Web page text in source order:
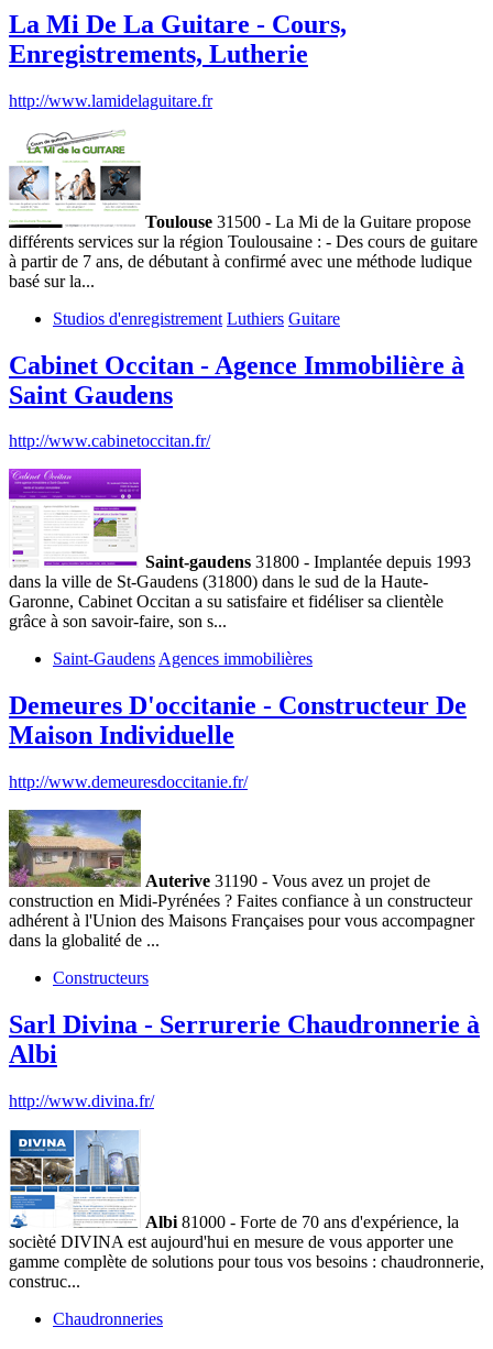
La Mi De La Guitare - Cours,
Enregistrements, Lutherie
http://www.lamidelaguitare.fr
Toulouse 31500 - La Mi de la Guitare propose
différents services sur la région Toulousaine : - Des cours de guitare
à partir de 7 ans, de débutant à confirmé avec une méthode ludique
basé sur la...
Studios d'enregistrement Luthiers Guitare
Cabinet Occitan - Agence Immobilière à
Saint Gaudens
http://www.cabinetoccitan.fr/
Saint-gaudens 31800 - Implantée depuis 1993
dans la ville de St-Gaudens (31800) dans le sud de la Haute-
Garonne, Cabinet Occitan a su satisfaire et fidéliser sa clientèle
grâce à son savoir-faire, son s...
Saint-GaudensAgences immobilières
Demeures D'occitanie - Constructeur De
Maison Individuelle
http://www.demeuresdoccitanie.fr/
Auterive 31190 - Vous avez un projet de
construction en Midi-Pyrénées ? Faites confiance à un constructeur
adhérent à l'Union des Maisons Françaises pour vous accompagner
dans la globalité de ...
Constructeurs
Sarl Divina - Serrurerie Chaudronnerie à
Albi
http://www.divina.fr/
Albi 81000 - Forte de 70 ans d'expérience, la
socièté DIVINA est aujourd'hui en mesure de vous apporter une
gamme complète de solutions pour tous vos besoins : chaudronnerie,
construc...
Chaudronneries